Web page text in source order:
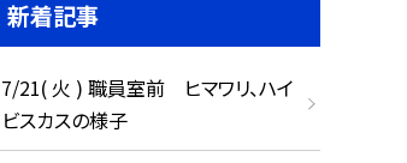
新着記事
7/21( 火 ) 職員室前 ヒマワリ、ハイ
ビスカスの様子